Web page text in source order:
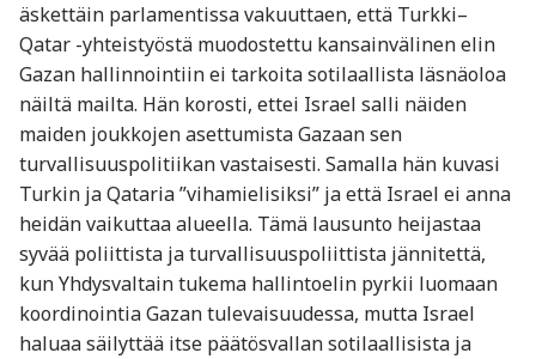
äskettäin parlamentissa vakuuttaen, että Turkki–
Qatar -yhteistyöstä muodostettu kansainvälinen elin
Gazan hallinnointiin ei tarkoita sotilaallista läsnäoloa
näiltä mailta. Hän korosti, ettei Israel salli näiden
maiden joukkojen asettumista Gazaan sen
turvallisuuspolitiikan vastaisesti. Samalla hän kuvasi
Turkin ja Qataria ”vihamielisiksi” ja että Israel ei anna
heidän vaikuttaa alueella. Tämä lausunto heijastaa
syvää poliittista ja turvallisuuspoliittista jännitettä,
kun Yhdysvaltain tukema hallintoelin pyrkii luomaan
koordinointia Gazan tulevaisuudessa, mutta Israel
haluaa säilyttää itse päätösvallan sotilaallisista ja